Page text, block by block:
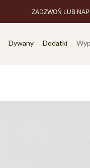
ZADZWOŃ LUB
Dywany Dodatki